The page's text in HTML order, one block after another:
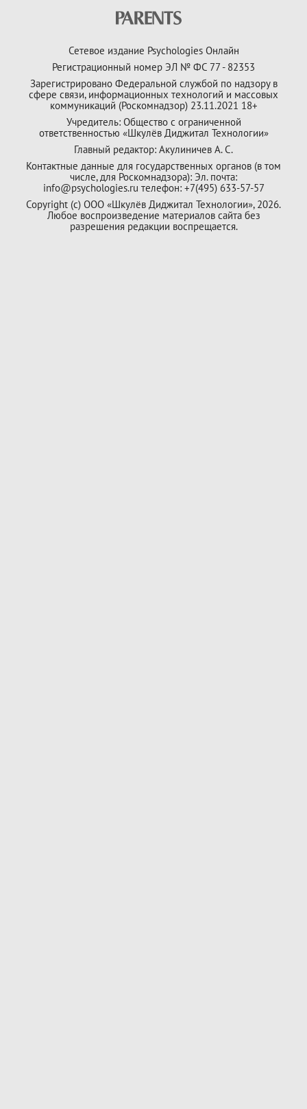
Сетевое издание Psychologies Онлайн
Регистрационный номер ЭЛ № ФС 77 - 82353
Зарегистрировано Федеральной службой по надзору в
сфере связи, информационных технологий и массовых
коммуникаций (Роскомнадзор) 23.11.2021 18+
Учредитель: Общество с ограниченной
ответственностью «Шкулёв Диджитал Технологии»
Главный редактор: Акулиничев А. С.
Контактные данные для государственных органов (в том
числе, для Роскомнадзора): Эл. почта:
info@psychologies.ru телефон: +7(495) 633-57-57
Copyright (с) ООО «Шкулёв Диджитал Технологии», 2026.
Любое воспроизведение материалов сайта без
разрешения редакции воспрещается.